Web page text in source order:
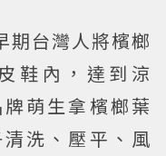
台灣人將檳榔
鞋內，達到涼
萌生拿檳榔葉
洗、壓平、風